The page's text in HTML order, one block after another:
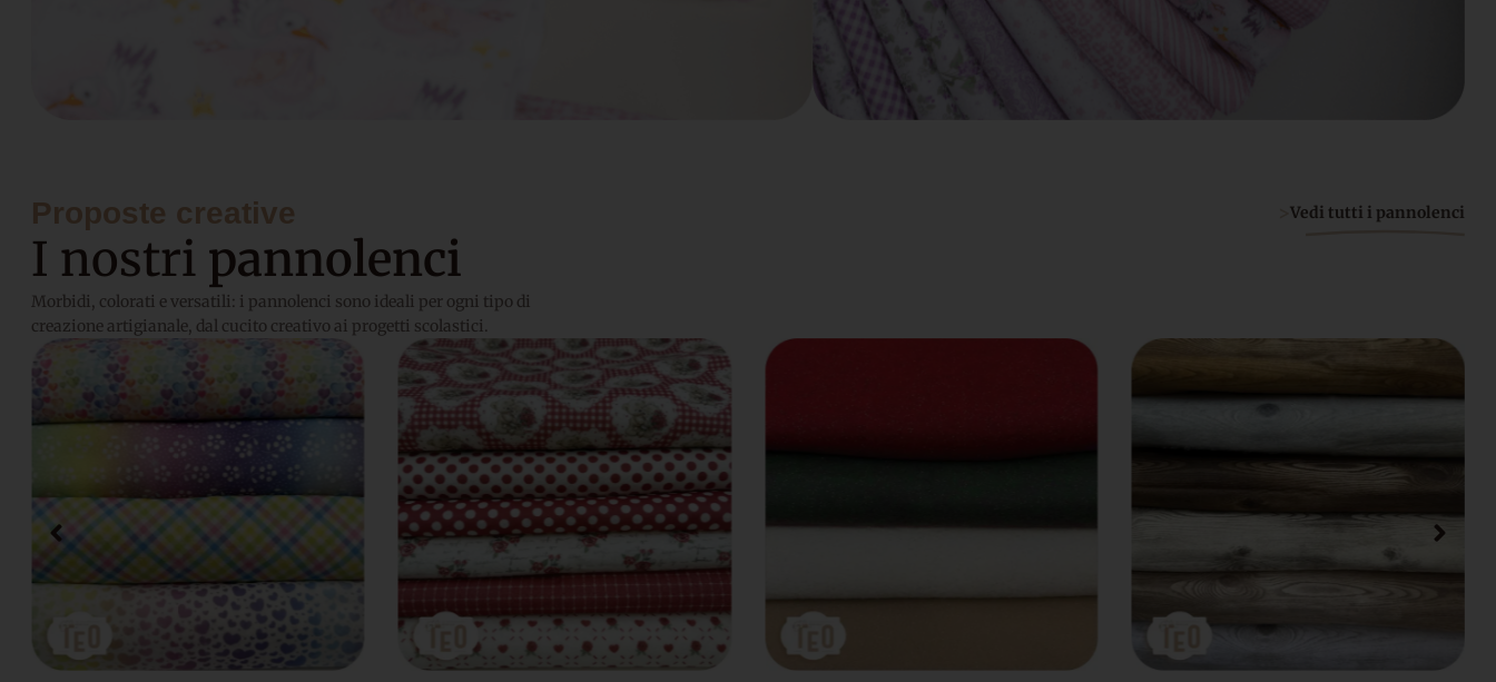
Proposte creative
I nostri pannolenci
Morbidi, colorati e versatili: i pannolenci sono ideali per ogni tipo di
creazione artigianale, dal cucito creativo ai progetti scolastici.
Vedi tutti i pannolenci